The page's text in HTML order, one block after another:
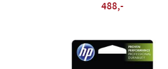
488,-